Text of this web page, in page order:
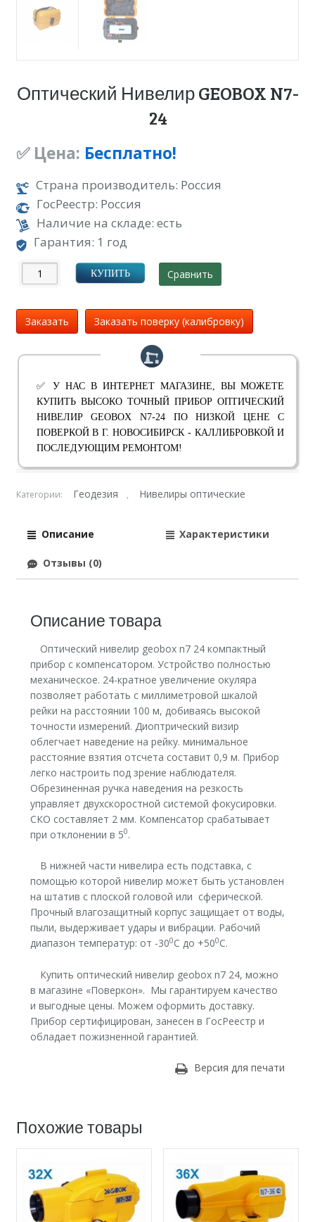
Оптический Нивелир GEOBOX N7-
24
✅ Цена: Бесплатно!
Страна производитель: Россия
ГосРеестр: Россия
Наличие на складе: есть
Гарантия: 1 год
КУПИТЬ Сравнить
Заказать Заказать поверку (калибровку)
✅ У НАС В ИНТЕРНЕТ МАГАЗИНЕ, ВЫ МОЖЕТЕ
КУПИТЬ ВЫСОКО ТОЧНЫЙ ПРИБОР ОПТИЧЕСКИЙ
НИВЕЛИР GEOBOX N7-24 ПО НИЗКОЙ ЦЕНЕ С
ПОВЕРКОЙ В Г. НОВОСИБИРСК - КАЛЛИБРОВКОЙ И
ПОСЛЕДУЮЩИМ РЕМОНТОМ!
Категории: Геодезия , Нивелиры оптические
Описание Характеристики
Отзывы (0)
Описание товара
Оптический нивелир geobox n7 24 компактный
прибор с компенсатором. Устройство полностью
механическое. 24-кратное увеличение окуляра
позволяет работать с миллиметровой шкалой
рейки на расстоянии 100 м, добиваясь высокой
точности измерений. Диоптрический визир
облегчает наведение на рейку. минимальное
расстояние взятия отсчета составит 0,9 м. Прибор
легко настроить под зрение наблюдателя.
Обрезиненная ручка наведения на резкость
управляет двухскоростной системой фокусировки.
СКО составляет 2 мм. Компенсатор срабатывает
при отклонении в 50.
В нижней части нивелира есть подставка, с
помощью которой нивелир может быть установлен
на штатив с плоской головой или сферической.
Прочный влагозащитный корпус защищает от воды,
пыли, выдерживает удары и вибрации. Рабочий
диапазон температур: от -300С до +500С.
Купить оптический нивелир geobox n7 24, можно
в магазине «Поверкон». Мы гарантируем качество
и выгодные цены. Можем оформить доставку.
Прибор сертифицирован, занесен в ГосРеестр и
обладает пожизненной гарантией.
Версия для печати
Похожие товары